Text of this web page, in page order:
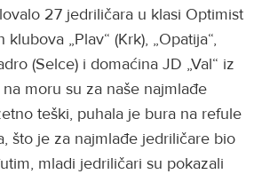
27 jedriličara u klasi Optimist
„Plav“ (Krk), „Opatija“,
(Selce) i domaćina JD „Val“ iz
moru su za naše najmlađe
teški, puhala je bura na refule
što je za najmlađe jedriličare bio
mladi jedriličari su pokazali